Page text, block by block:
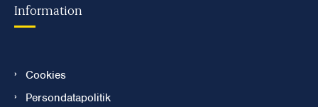
Information
Cookies
Persondatapolitik